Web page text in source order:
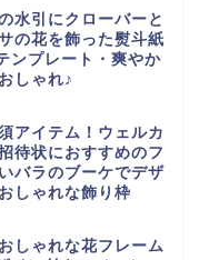
水引にクローバーと
の花を飾った熨斗紙
ンプレート・爽やか
しゃれ♪
アイテム！ウェルカ
待状におすすめのフ
バラのブーケでデザ
しゃれな飾り枠
しゃれな花フレーム